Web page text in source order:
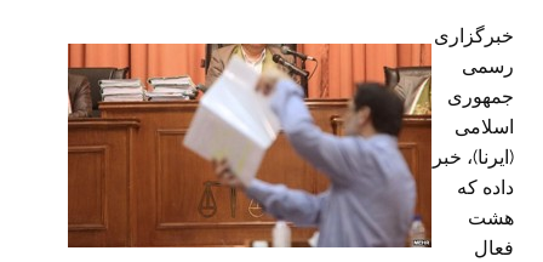
خبرگزاری
رسمی
جمهوری
اسلامی
(ایرنا)، خبر
داده که
هشت
فعال